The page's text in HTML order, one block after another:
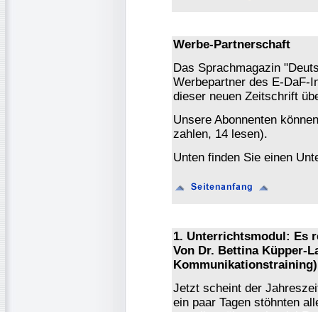
Werbe-Partnerschaft
Das Sprachmagazin
Werbepartner des E-DaF-
dieser neuen Zeitschrift
Unsere Abonnenten
zahlen, 14 lesen).
Unten finden Sie einen
1. Unterrichtsmodul: Es
Von Dr. Bettina Küpper-
Kommunikationstraining)
Jetzt scheint der
ein paar Tagen stöhnten